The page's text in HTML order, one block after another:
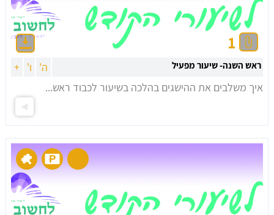
1
ראש השנה- שיעור מפעיל ה' ו' +
איך משלבים את ההישגים בהלכה בשיעור לכבוד ראש...